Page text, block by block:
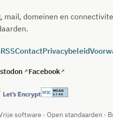
domeinen en
RSSContactPrivacybeleid
Facebook
software · Open standaarden ·